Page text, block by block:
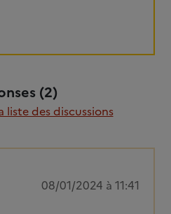
(2)
liste des discussions
08/01/2024 à 11:41